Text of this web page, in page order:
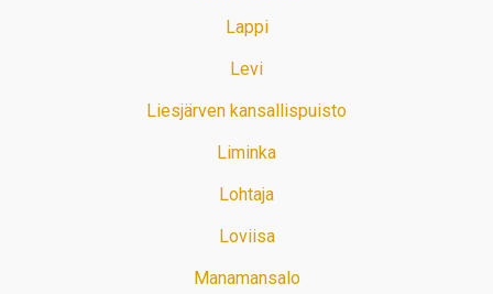
Lappi
Levi
Liesjärven kansallispuisto
Liminka
Lohtaja
Loviisa
Manamansalo